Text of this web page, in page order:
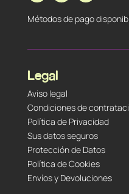
Métodos de pago
Legal
Aviso legal
Condiciones de
Política de Privacidad
Sus datos seguros
Protección de Datos
Política de Cookies
Envíos y Devoluciones